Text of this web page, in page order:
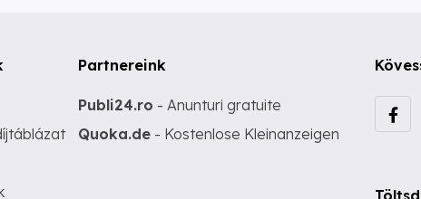
Partnereink
Publi24.ro - Anunturi gratuite
Quoka.de - Kostenlose Kleinanzeigen